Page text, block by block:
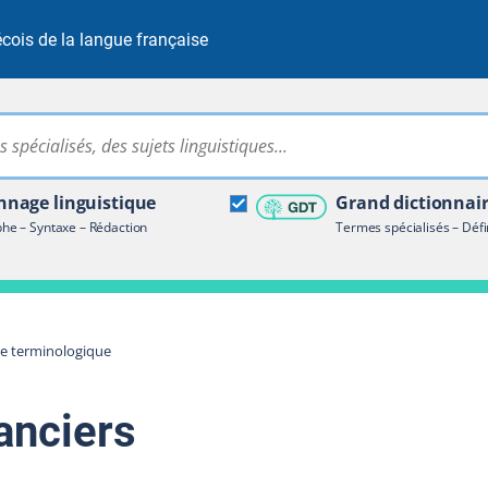
de la langue française
Rechercher dans tout le site
linguistique
– Syntaxe – Rédaction
Grand
Termes spécialisés –
terminologique
terminologique